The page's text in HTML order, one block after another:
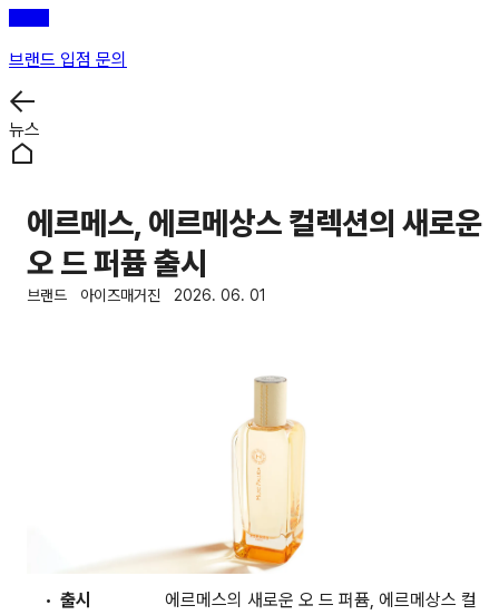
브랜드 입점 문의
뉴스
에르메스, 에르메상스 컬렉션의 새로운
오 드 퍼퓸 출시
브랜드 아이즈매거진 2026. 06. 01
출시
에르메스의 새로운 오 드 퍼퓸, 에르메상스 컬